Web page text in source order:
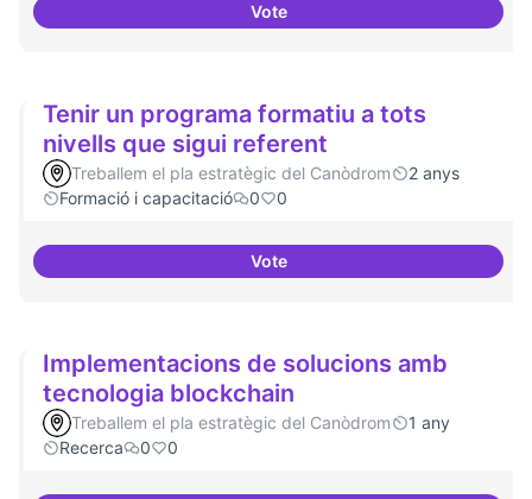
VoteOferta formativa
Tenir un programa formatiu a tots
nivells que sigui referent
Treballem el pla estratègic del Canòdrom
2 anys
Formació i capacitació
0 0
VoteTenir un programa formatiu a
Implementacions de solucions amb
tecnologia blockchain
Treballem el pla estratègic del Canòdrom
1 any
Recerca
0 0